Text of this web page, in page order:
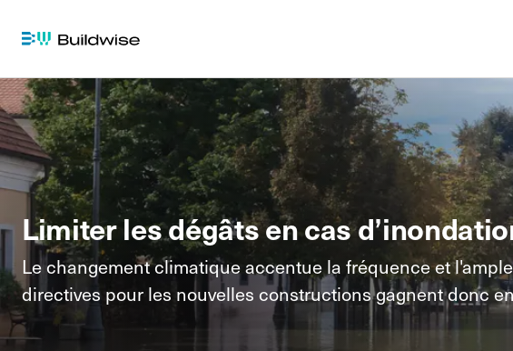
Limiter les dégâts en cas
Le changement climatique accentue la fréquence et
directives pour les nouvelles constructions gagnent donc